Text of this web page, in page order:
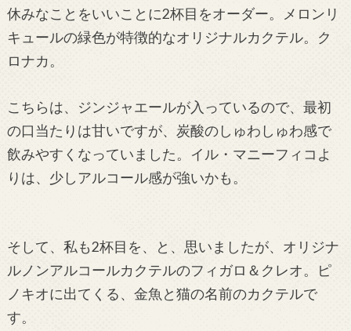
休みなことをいいことに2杯目をオーダー。メロンリ
キュールの緑色が特徴的なオリジナルカクテル。ク
ロナカ。
こちらは、ジンジャエールが入っているので、最初
の口当たりは甘いですが、炭酸のしゅわしゅわ感で
飲みやすくなっていました。イル・マニーフィコよ
りは、少しアルコール感が強いかも。
そして、私も2杯目を、と、思いましたが、オリジナ
ルノンアルコールカクテルのフィガロ＆クレオ。ピ
ノキオに出てくる、金魚と猫の名前のカクテルで
す。